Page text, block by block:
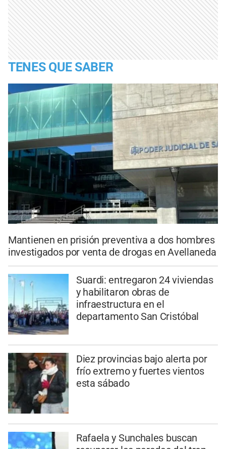
TENES QUE SABER
Mantienen en prisión preventiva a dos hombres
investigados por venta de drogas en Avellaneda
Suardi: entregaron 24 viviendas
y habilitaron obras de
infraestructura en el
departamento San Cristóbal
Diez provincias bajo alerta por
frío extremo y fuertes vientos
esta sábado
Rafaela y Sunchales buscan